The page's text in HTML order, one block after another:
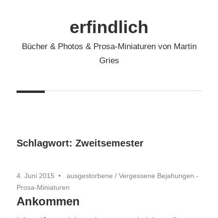
erfindlich
Bücher & Photos & Prosa-Miniaturen von Martin
Gries
Schlagwort: Zweitsemester
4. Juni 2015 ausgestorbene / Vergessene Bejahungen -
Prosa-Miniaturen
Ankommen